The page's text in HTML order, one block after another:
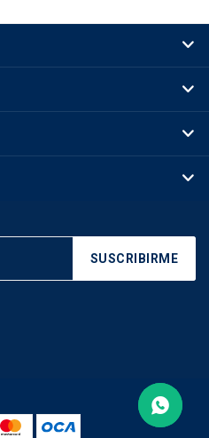
SUSCRIBIRME